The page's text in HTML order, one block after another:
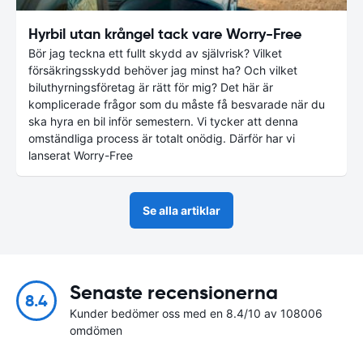
Hyrbil utan krångel tack vare Worry-Free
Bör jag teckna ett fullt skydd av självrisk? Vilket
försäkringsskydd behöver jag minst ha? Och vilket
biluthyrningsföretag är rätt för mig? Det här är
komplicerade frågor som du måste få besvarade när du
ska hyra en bil inför semestern. Vi tycker att denna
omständliga process är totalt onödig. Därför har vi
lanserat Worry-Free
Se alla artiklar
8.4 Senaste recensionerna
Kunder bedömer oss med en 8.4/10 av 108006
omdömen